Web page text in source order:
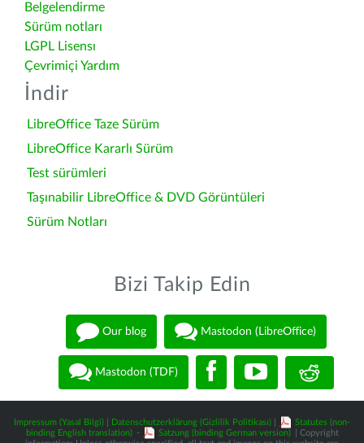
Belgelendirme
Sürüm notları
LGPL Lisensı
Çevrimiçi Yardım
İndir
LibreOffice Taze Sürüm
LibreOffice Kararlı Sürüm
Test sürümleri
Taşınabilir LibreOffice & DVD Görüntüleri
Sürüm Notları
Bizi Takip Edin
Our blog Mastodon (LibreOffice)
Mastodon (TDF)
Impressum (Yasal Bilgi) Datenschutzerklärung (Gizlilik Politikası)
Statutes (non-
binding English translation) - Satzung (binding German version)
| Copyright